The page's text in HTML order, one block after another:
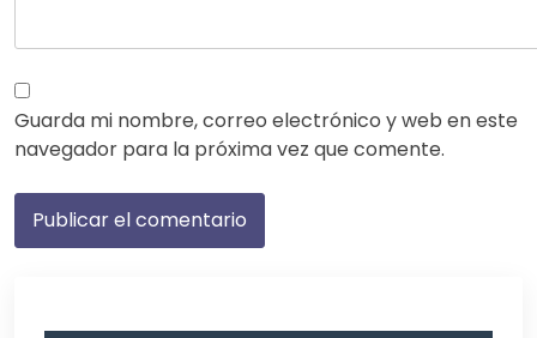
Guarda mi nombre, correo electrónico y web en este
navegador para la próxima vez que comente.